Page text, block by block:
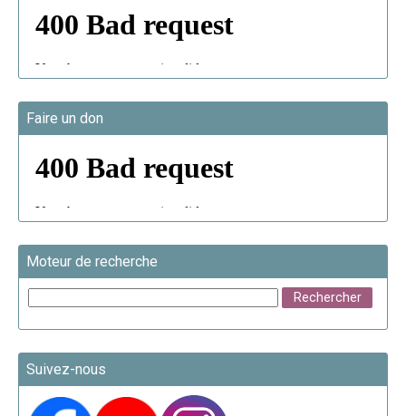
Faire un don
Moteur de recherche
Suivez-nous